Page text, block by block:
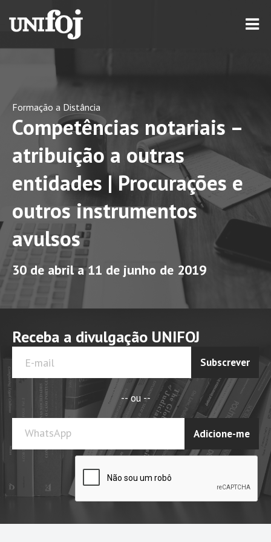
Formação a Distância
Competências notariais –
atribuição a outras
entidades | Procurações e
outros instrumentos
avulsos
30 de abril a 11 de junho de 2019
Receba a divulgação UNIFOJ
Subscrever
-- ou --
WhatsApp Adicione-me